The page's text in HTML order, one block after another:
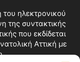
του ηλεκτρονικού
της συντακτικής
που εκδίδεται
Αττική με